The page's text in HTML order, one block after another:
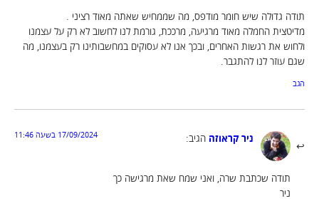
תודה גדולה שיש חומר מודפס, מה שממחיש שאתה מאוד רציני .
מדיטצית החמלה מאוד מרגיעה, מרככת, גורמת לנו לחשוב לא רק על עצמנו
ולחוש את רגשות האחרים, ובכך אנו לא עסוקים במחשבותינו רק בעצמנו, מה
שגם עוזר לנו להתגבר.
הגב
ניר קראוזה הגיב: 17/09/2024 בשעה 11:46
תודה שכתבת שרה, ואני שמח שאת מרגישה כך
ניר